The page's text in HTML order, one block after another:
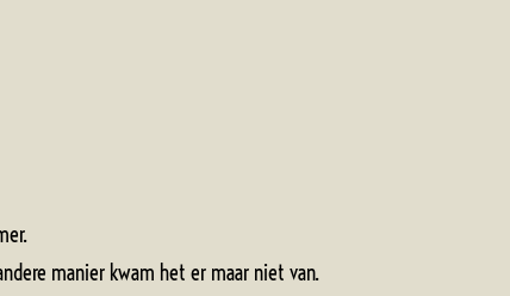
manier kwam het er maar niet van.